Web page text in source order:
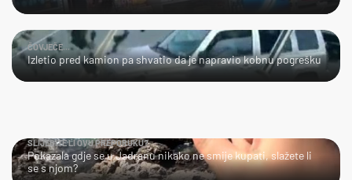
ČOVJEČE...
Izletio pred kamion pa shvatio da je napravio kobnu pogrešku
SLIJEDITE LI OVU PREPORUKU?
Pokazala gdje se u Jadranu nikako ne smije kupati, slažete li
se s njom?